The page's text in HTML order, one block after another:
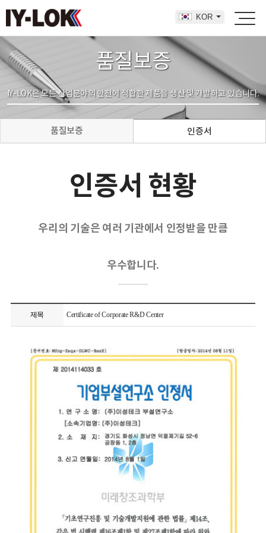
KOR
품질보증
IY-LOK은 모든 산업분야의 안전에 적합한 제품을 생산 및 개발하고 있습니다.
품질보증 인증서
인증서 현황
우리의 기술은 여러 기관에서 인정받을 만큼
우수합니다.
제목 Certificate of Corporate R&D Center